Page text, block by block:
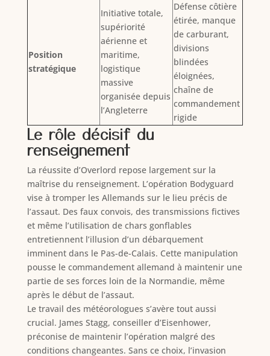
Position
stratégique
Initiative totale,
supériorité
aérienne et
maritime,
logistique
massive
organisée depuis
l’Angleterre
Défense côtière
étirée, manque
de carburant,
divisions
blindées
éloignées,
chaîne de
commandement
rigide
Le rôle décisif du
renseignement
La réussite d’Overlord repose largement sur la
maîtrise du renseignement. L’opération Bodyguard
vise à tromper les Allemands sur le lieu précis de
l’assaut. Des faux convois, des transmissions fictives
et même l’utilisation de chars gonflables
entretiennent l’illusion d’un débarquement
imminent dans le Pas-de-Calais. Cette manipulation
pousse le commandement allemand à maintenir une
partie de ses forces loin de la Normandie, même
après le début de l’assaut.
Le travail des météorologues s’avère tout aussi
crucial. James Stagg, conseiller d’Eisenhower,
préconise de maintenir l’opération malgré des
conditions changeantes. Sans ce choix, l’invasion